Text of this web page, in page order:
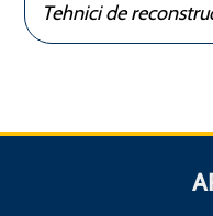
Tehnici de